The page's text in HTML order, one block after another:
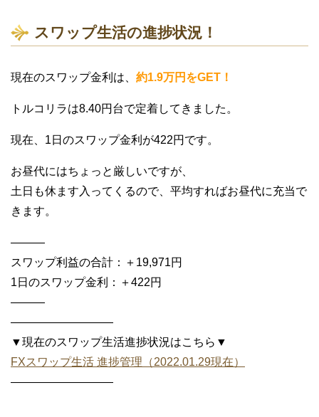
スワップ生活の進捗状況！
現在のスワップ金利は、 約1.9万円をGET！
トルコリラは8.40円台で定着してきました。
現在、1日のスワップ金利が422円です。
お昼代にはちょっと厳しいですが、
土日も休ます入ってくるので、平均すればお昼代に充当で
きます。
———
スワップ利益の合計：＋19,971円
1日のスワップ金利：＋422円
———
—————————
▼現在のスワップ生活進捗状況はこちら▼
FXスワップ生活 進捗管理（2022.01.29現在）
—————————